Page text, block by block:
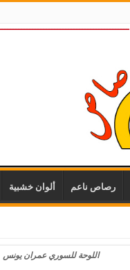
رصاص ناعم ألوان خشبية
اللوحة للسوري عمران يونس